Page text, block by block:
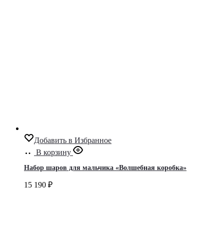
Добавить в Избранное
В корзину
Набор шаров для мальчика «Волшебная коробка»
15 190 ₽